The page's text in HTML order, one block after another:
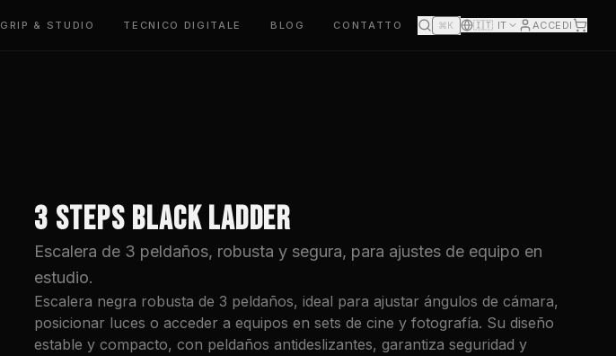
GRIP & STUDIO TECNICO DIGITALE BLOG CONTATTO ⌘K 🇮🇹 IT ACCEDI
3 STEPS BLACK LADDER
Escalera de 3 peldaños, robusta y segura, para ajustes de equipo en
estudio.
Escalera negra robusta de 3 peldaños, ideal para ajustar ángulos de cámara,
posicionar luces o acceder a equipos en sets de cine y fotografía. Su diseño
estable y compacto, con peldaños antideslizantes, garantiza seguridad y